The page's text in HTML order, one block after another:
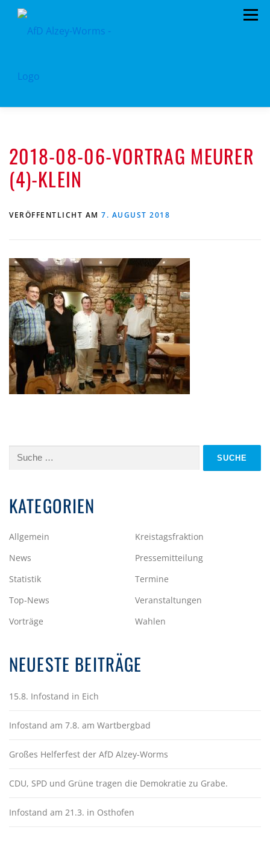
Zum
Menü
TERMINE PROGRAMM KONTAKT
MITGLIED WERDEN
2018-08-06-VORTRAG MEURER
(4)-KLEIN
VERÖFFENTLICHT AM 7. AUGUST 2018
Suche
KATEGORIEN
Allgemein
Kreistagsfraktion
News
Pressemitteilung
Statistik
Termine
Top-News
Veranstaltungen
Vorträge
Wahlen
NEUESTE BEITRÄGE
15.8. Infostand in Eich
Infostand am 7.8. am Wartbergbad
Großes Helferfest der AfD Alzey-Worms
CDU, SPD und Grüne tragen die Demokratie zu Grabe.
Infostand am 21.3. in Osthofen